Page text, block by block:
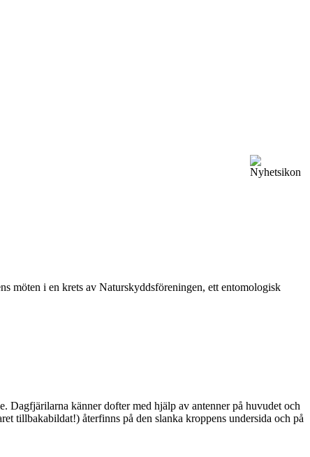
möten i en krets av Naturskyddsföreningen, ett entomologisk
Dagfjärilarna känner dofter med hjälp av antenner på huvudet och
tillbakabildat!) återfinns på den slanka kroppens undersida och på